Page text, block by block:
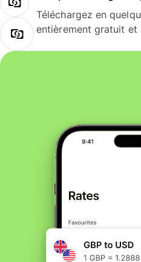
Téléchargez en
entièrement gratuit et